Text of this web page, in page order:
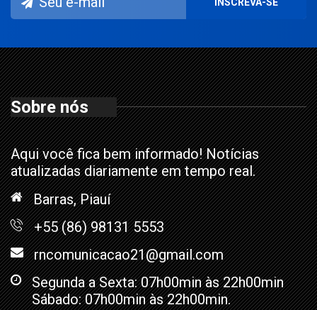
Sobre nós
Aqui você fica bem informado! Notícias
atualizadas diariamente em tempo real.
Barras, Piauí
+55 (86) 98131 5553
rncomunicacao21@gmail.com
Segunda a Sexta: 07h00min às 22h00min
Sábado: 07h00min às 22h00min.